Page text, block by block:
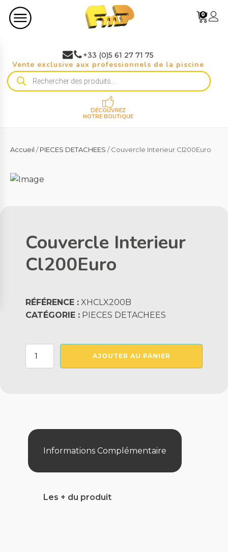
0
+33 (0)5 61 27 71 75
Vente exclusive aux professionnels de la piscine
Recherche
de
DÉCOUVREZ
NOTRE BOUTIQUE
Accueil /PIECES DETACHEES / Couvercle Interieur Cl200Euro
Couvercle Interieur
Cl200Euro
RÉFÉRENCE : XHCLX200B
CATÉGORIE : PIECES DETACHEES
quantité
AJOUTER AU PANIER
Informations Complémentaire
Les + du produit